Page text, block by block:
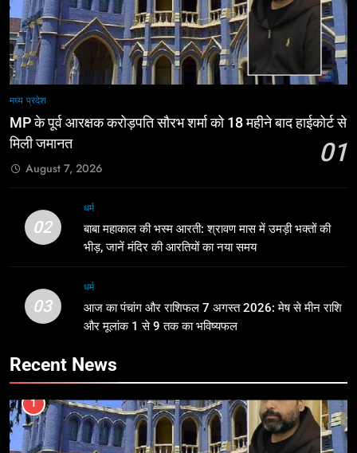
मध्य प्रदेश
MP के पूर्व आरक्षक करोड़पति सौरभ शर्मा को 18 महीने बाद हाईकोर्ट से
मिली जमानत
01
August 7, 2026
02
धर्म
बाबा महाकाल की भस्म आरती: श्रावण मास में उमड़ी भक्तों की
भीड़, जानें मंदिर की आरतियों का नया समय
03
धर्म
आज का पंचांग और राशिफल 7 अगस्त 2026: मेष से मीन राशि
और मूलांक 1 से 9 तक का भविष्यफल
Recent News
1